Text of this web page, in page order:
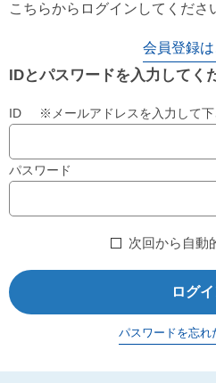
こちらからログインしてくださ
会員登録
IDとパスワードを入力してく
ID ※メールアドレスを入力して下
パスワード
次回から自動
ログ
パスワードを忘れ